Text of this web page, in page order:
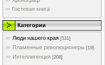
Гостевая книга
Категории
Люди нашего края [531]
Пламенные революционеры [19]
Интеллигенция [208]